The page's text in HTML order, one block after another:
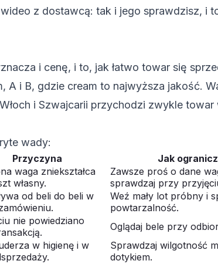
z dostawcą: tak i jego sprawdzisz, i
i cenę, i to, jak łatwo towar się
A i B, gdzie cream to najwyższa jakość.
i Szwajcarii przychodzi zwykle towar
wady:
Przyczyna
Jak
waga zniekształca
własny.
Zawsze proś o dane
sprawdzaj przy
od beli do beli w
Weź mały lot próbny i
powtarzalność.
nie powiedziano
Oglądaj bele przy
w higienę i w
Sprawdzaj wilgotność
dotykiem.